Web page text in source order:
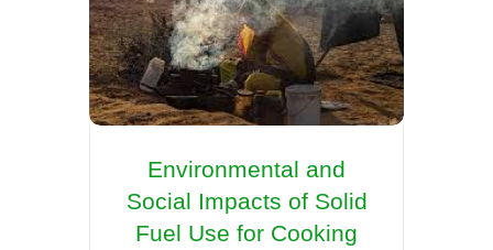
Environmental and
Social Impacts of Solid
Fuel Use for Cooking